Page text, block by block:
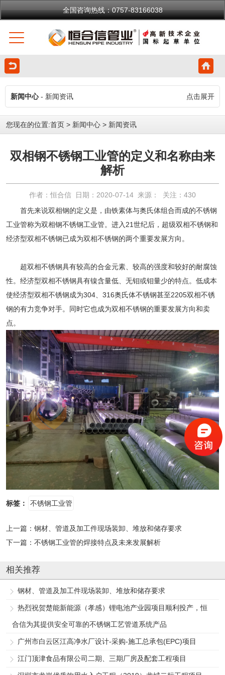
全国咨询热线：0757-83166038
新闻中心- 新闻资讯 点击展开
您现在的位置:首页 > 新闻中心 > 新闻资讯
双相钢不锈钢工业管的定义和名称由来
解析
作者：恒合信 日期：2020-07-14 来源： 关注： 430
首先来说双相钢的定义是，由铁素体与奥氏体组合而成的不锈钢
工业管称为双相钢不锈钢工业管。进入21世纪后，超级双相不锈钢和
经济型双相不锈钢已成为双相不锈钢的两个重要发展方向。
超双相不锈钢具有较高的合金元素、较高的强度和较好的耐腐蚀
性。经济型双相不锈钢具有镍含量低、无钼或钼量少的特点。低成本
使经济型双相不锈钢成为304、316奥氏体不锈钢甚至2205双相不锈
钢的有力竞争对手。同时它也成为双相不锈钢的重要发展方向和卖
点。
标签： 不锈钢工业管
上一篇： 钢材、管道及加工件现场装卸、堆放和储存要求
下一篇： 不锈钢工业管的焊接特点及未来发展解析
相关推荐
钢材、管道及加工件现场装卸、堆放和储存要求
热烈祝贺楚能新能源（孝感）锂电池产业园项目顺利投产，恒
合信为其提供安全可靠的不锈钢工艺管道系统产品
广州市白云区江高净水厂设计-采购-施工总承包(EPC)项目
江门顶津食品有限公司二期、三期厂房及配套工程项目